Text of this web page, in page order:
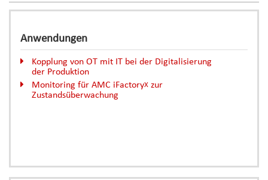
Anwendungen
Kopplung von OT mit IT bei der Digitalisierung
der Produktion
Monitoring für AMC iFactoryX zur
Zustandsüberwachung